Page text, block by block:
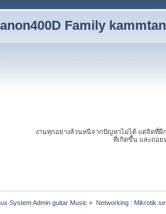
Family
งานทุกอย่างล้วนหนีจากปัญหาไม่ได้ แต่จิตที่ฝึ
ที่เกิดขึ้น และถอย
System Admin guitar Music » Networking : Mikrotik